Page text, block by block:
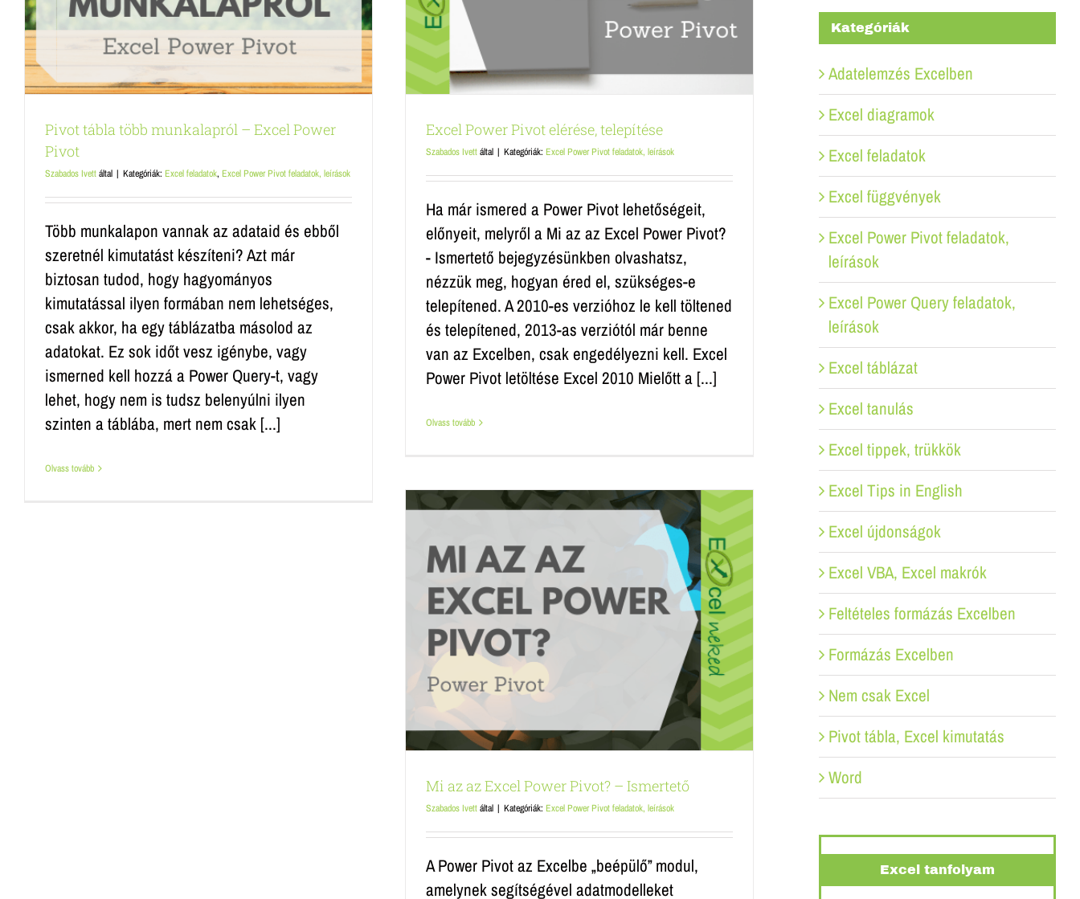
Pivot tábla több munkalapról – Excel Power
Pivot
Szabados Ivettáltal | Kategóriák: Excel feladatok, Excel Power Pivot feladatok, leírások
Több munkalapon vannak az adataid és ebből
szeretnél kimutatást készíteni? Azt már
biztosan tudod, hogy hagyományos
kimutatással ilyen formában nem lehetséges,
csak akkor, ha egy táblázatba másolod az
adatokat. Ez sok időt vesz igénybe, vagy
ismerned kell hozzá a Power Query-t, vagy
lehet, hogy nem is tudsz belenyúlni ilyen
szinten a táblába, mert nem csak [...]
Olvass tovább
Excel Power Pivot elérése, telepítése
Szabados Ivettáltal | Kategóriák: Excel Power Pivot feladatok, leírások
Ha már ismered a Power Pivot lehetőségeit,
előnyeit, melyről a Mi az az Excel Power Pivot?
- Ismertető bejegyzésünkben olvashatsz,
nézzük meg, hogyan éred el, szükséges-e
telepítened. A 2010-es verzióhoz le kell töltened
és telepítened, 2013-as verziótól már benne
van az Excelben, csak engedélyezni kell. Excel
Power Pivot letöltése Excel 2010 Mielőtt a [...]
Olvass tovább
Mi az az Excel Power Pivot? – Ismertető
Szabados Ivettáltal | Kategóriák: Excel Power Pivot feladatok, leírások
A Power Pivot az Excelbe „beépülő” modul,
amelynek segítségével adatmodelleket
Kategóriák
Adatelemzés Excelben
Excel diagramok
Excel feladatok
Excel függvények
Excel Power Pivot feladatok,
leírások
Excel Power Query feladatok,
leírások
Excel táblázat
Excel tanulás
Excel tippek, trükkök
Excel Tips in English
Excel újdonságok
Excel VBA, Excel makrók
Feltételes formázás Excelben
Formázás Excelben
Nem csak Excel
Pivot tábla, Excel kimutatás
Word
Excel tanfolyam